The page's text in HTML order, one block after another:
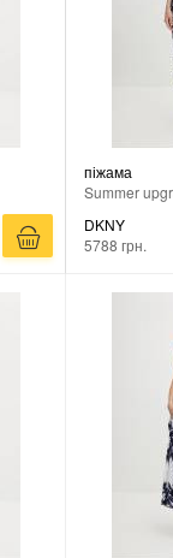
піжама
Summer
DKNY
5788 грн.